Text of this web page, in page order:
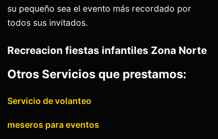
su pequeño sea el evento más recordado por
todos sus invitados.
Recreacion fiestas infantiles Zona Norte
Otros Servicios que prestamos:
Servicio de volanteo
meseros para eventos